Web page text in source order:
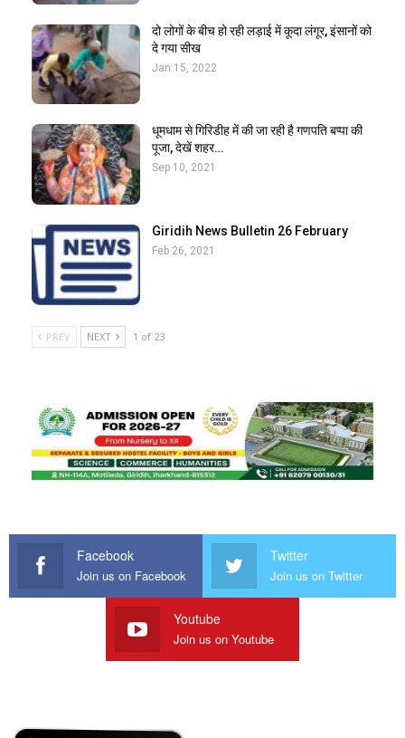
दो लोगों के बीच हो रही लड़ाई में कूदा लंगूर, इंसानों को
दे गया सीख
Jan 15, 2022
धूमधाम से गिरिडीह में की जा रही है गणपति बप्पा की
पूजा, देखें शहर…
Sep 10, 2021
Giridih News Bulletin 26 February
Feb 26, 2021
PREV NEXT 1 of 23
Facebook
Join us on Facebook
Twitter
Join us on Twitter
Youtube
Join us on Youtube